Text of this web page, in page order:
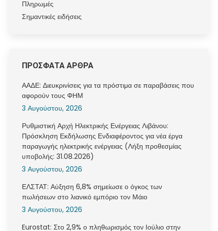
Πληρωμές
Σημαντικές ειδήσεις
ΠΡΟΣΦΑΤΑ ΑΡΘΡΑ
ΑΑΔΕ: Διευκρινίσεις για τα πρόστιμα σε παραβάσεις που
αφορούν τους ΦΗΜ
3 Αυγούστου, 2026
Ρυθμιστική Αρχή Ηλεκτρικής Ενέργειας Λιβάνου:
Πρόσκληση Εκδήλωσης Ενδιαφέροντος για νέα έργα
παραγωγής ηλεκτρικής ενέργειας (Λήξη προθεσμίας
υποβολής: 31.08.2026)
3 Αυγούστου, 2026
ΕΛΣΤΑΤ: Αύξηση 6,8% σημείωσε ο όγκος των
πωλήσεων στο λιανικό εμπόριο τον Μάιο
3 Αυγούστου, 2026
Eurostat: Στο 2,9% ο πληθωρισμός τον Ιούλιο στην